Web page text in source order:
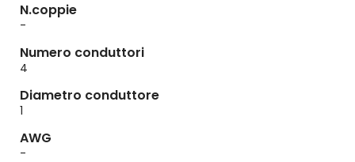
N.coppie
-
Numero conduttori
4
Diametro conduttore
1
AWG
-